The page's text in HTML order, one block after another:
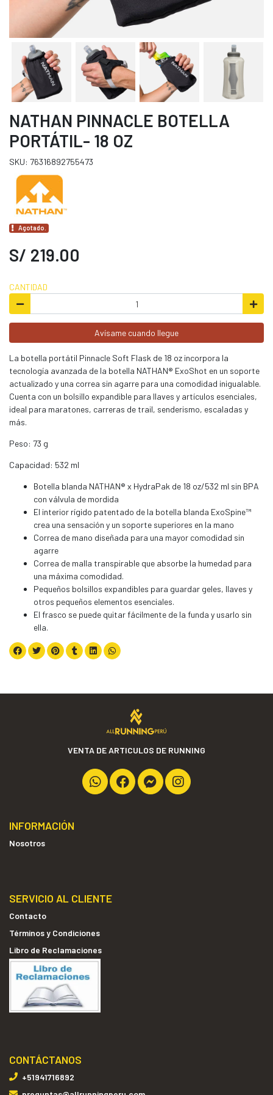
NATHAN PINNACLE BOTELLA
PORTÁTIL- 18 OZ
SKU: 76316892755473
Agotado.
S/ 219.00
CANTIDAD
Avísame cuando llegue
La botella portátil Pinnacle Soft Flask de 18 oz incorpora la
tecnología avanzada de la botella NATHAN® ExoShot en un soporte
actualizado y una correa sin agarre para una comodidad inigualable.
Cuenta con un bolsillo expandible para llaves y artículos esenciales,
ideal para maratones, carreras de trail, senderismo, escaladas y
más.
Peso: 73 g
Capacidad: 532 ml
Botella blanda NATHAN® x HydraPak de 18 oz/532 ml sin BPA
con válvula de mordida
El interior rígido patentado de la botella blanda ExoSpine™
crea una sensación y un soporte superiores en la mano
Correa de mano diseñada para una mayor comodidad sin
agarre
Correa de malla transpirable que absorbe la humedad para
una máxima comodidad.
Pequeños bolsillos expandibles para guardar geles, llaves y
otros pequeños elementos esenciales.
El frasco se puede quitar fácilmente de la funda y usarlo sin
ella.
VENTA DE ARTICULOS DE RUNNING
INFORMACIÓN
Nosotros
SERVICIO AL CLIENTE
Contacto
Términos y Condiciones
Libro de Reclamaciones
CONTÁCTANOS
+51941716892